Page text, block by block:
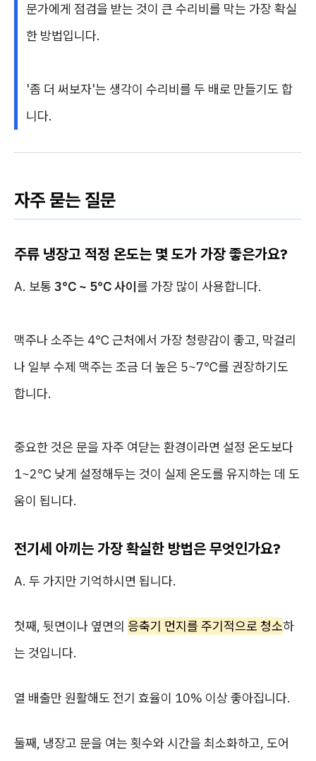
문가에게 점검을 받는 것이 큰 수리비를 막는 가장 확실
한 방법입니다.
'좀 더 써보자'는 생각이 수리비를 두 배로 만들기도 합
니다.
자주 묻는 질문
주류 냉장고 적정 온도는 몇 도가 가장 좋은가요?
A. 보통 3℃ ~ 5℃ 사이를 가장 많이 사용합니다.
맥주나 소주는 4℃ 근처에서 가장 청량감이 좋고, 막걸리
나 일부 수제 맥주는 조금 더 높은 5~7℃를 권장하기도
합니다.
중요한 것은 문을 자주 여닫는 환경이라면 설정 온도보다
1~2℃ 낮게 설정해두는 것이 실제 온도를 유지하는 데 도
움이 됩니다.
전기세 아끼는 가장 확실한 방법은 무엇인가요?
A. 두 가지만 기억하시면 됩니다.
첫째, 뒷면이나 옆면의 응축기 먼지를 주기적으로 청소하
는 것입니다.
열 배출만 원활해도 전기 효율이 10% 이상 좋아집니다.
둘째, 냉장고 문을 여는 횟수와 시간을 최소화하고, 도어